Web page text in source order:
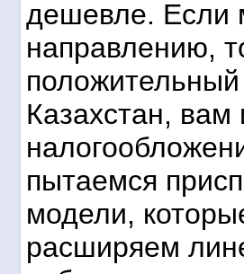
дешевле. Если
направлению,
Казахстан, вам
пытаемся
модели,
расширяем